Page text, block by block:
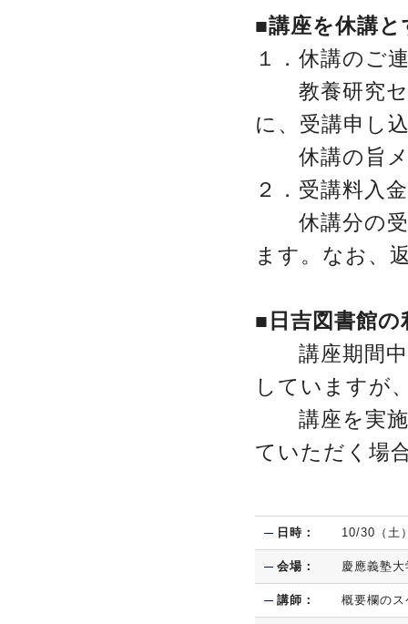
■講座を休講と
１．休講のご
教養研究セ
に、受講申し
休講の旨メ
２．受講料入
休講分の受
ます。なお、
■日吉図書館の
講座期間中
していますが
講座を実施
ていただく場
日時： 10/30（土
会場： 慶應義塾
講師： 概要欄の